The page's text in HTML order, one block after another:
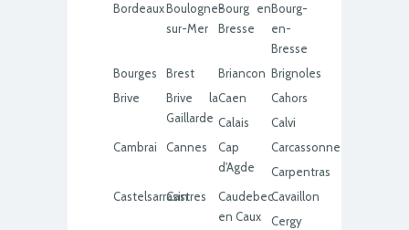
BordeauxBoulogne-
sur-Mer
Bourg en
Bresse
Bourg-
en-
Bresse
Bourges
Brest Briancon Brignoles
Brive
Brive la
Gaillarde
Caen
Cahors
Calais
Calvi
Cambrai
Cannes
Cap
d'Agde
Carcassonne
Carpentras
Castelsarrasin
Castres
Caudebec
en Caux
Cavaillon
Cergy